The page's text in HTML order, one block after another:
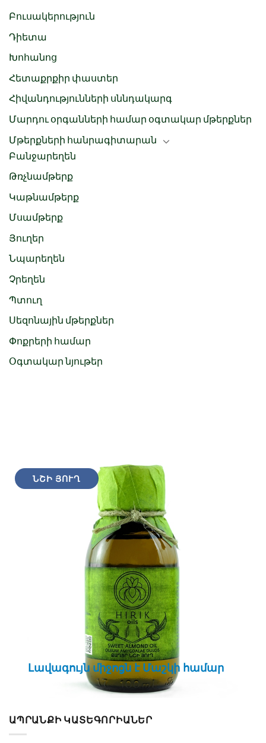
Բուսակերություն
Դիետա
Խոհանոց
Հետաքրքիր փաստեր
Հիվանդությունների սննդակարգ
Մարդու օրգանների համար օգտակար մթերքներ
Մթերքների հանրագիտարան
Բանջարեղեն
Թռչնամթերք
Կաթնամթերք
Մսամթերք
Յուղեր
Նպարեղեն
Չրեղեն
Պտուղ
Սեզոնային մթերքներ
Փոքրերի համար
Օգտակար նյութեր
ՆՇԻ ՅՈՒՂ
ՔԻՄԻՈՆԻ ՅՈՒՂ
հիվանդությունների դեմ»
ԱՊՐԱՆՔԻ ԿԱՏԵԳՈՐԻԱՆԵՐ